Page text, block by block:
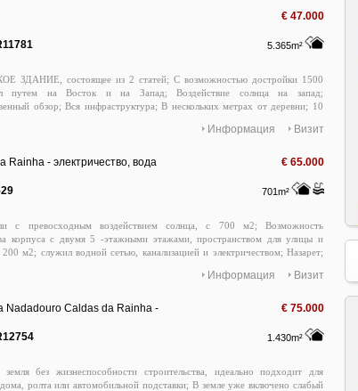
€ 47.000
5.365m²
ЗДАНИЕ, состоящее из 2 статей; С возможностью достройки 1500
путем на Восток и на Запад; Воздействие солнца на запад;
обзор; Вся инфраструктура; В нескольких метрах от деревни; 10
строить посреди земли; Отличная доступность; Прямой контакт
Визит
Информация
Rainha - электричество, вода € 65.000
701m²
с превосходным воздействием солнца, с 700 м2; Возможность
корпуса с двумя 5 -этажными этажами, пространством для улицы и
м2; служил водной сетью, канализацией и электричеством; Назарет;
915769435; Luissacadura@Houses of Prata. Пт
Визит
Информация
Nadadouro Caldas da Rainha -
€ 75.000
1.430m²
земля без жизнеспособности строительства, идеально подходит для
ролта или автомобильной подставки; В земле уже включено слабый